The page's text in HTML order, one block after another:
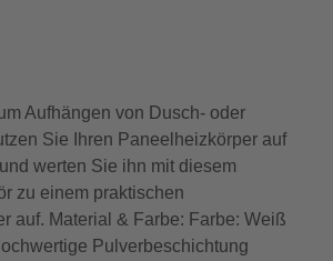
Aufhängen von Dusch- oder
Sie Ihren Paneelheizkörper auf
werten Sie ihn mit diesem
zu einem praktischen
auf. Material & Farbe: Farbe: Weiß
Pulverbeschichtung